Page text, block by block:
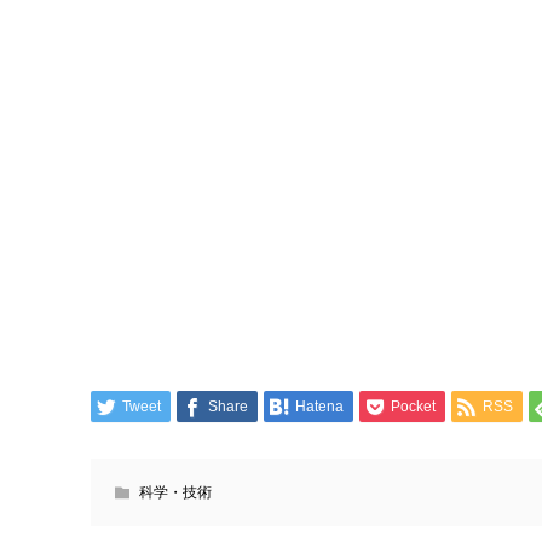
Tweet Share Hatena Pocket RSS
科学・技術